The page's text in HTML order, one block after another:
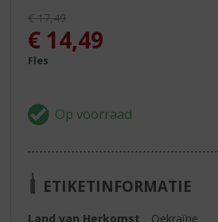
Originele prijs was:
€17,49
, Huidige prijs is:
€ 14,49
Fles
ETIKETINFORMATIE
Land van Herkomst
Oekraïne